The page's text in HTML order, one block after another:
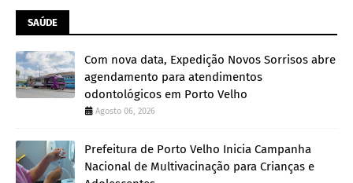
SAÚDE
Com nova data, Expedição Novos Sorrisos abre
agendamento para atendimentos
odontológicos em Porto Velho
Agosto 06, 2026
Prefeitura de Porto Velho Inicia Campanha
Nacional de Multivacinação para Crianças e